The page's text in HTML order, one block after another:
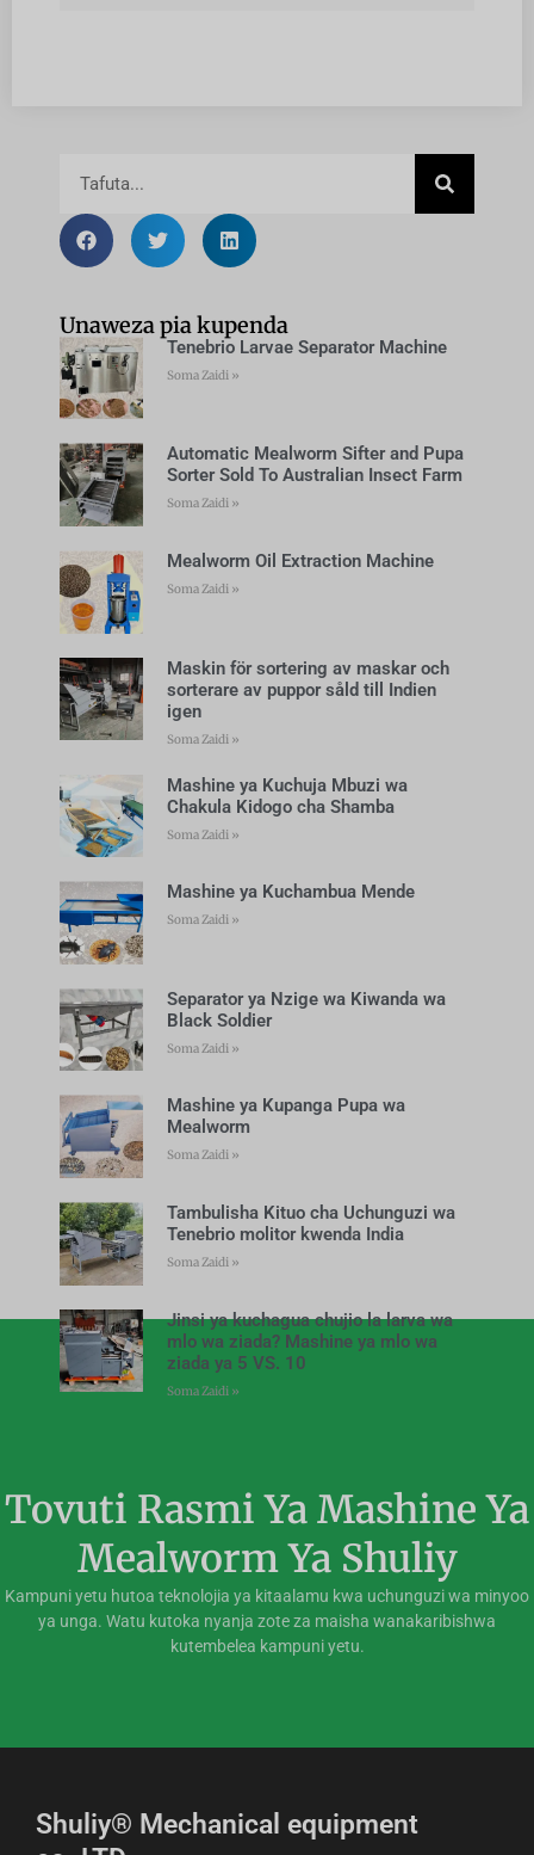
Unaweza pia kupenda
Tenebrio Larvae Separator Machine
Soma Zaidi »
Automatic Mealworm Sifter and Pupa
Sorter Sold To Australian Insect Farm
Soma Zaidi »
Mealworm Oil Extraction Machine
Soma Zaidi »
Maskin för sortering av maskar och
sorterare av puppor såld till Indien
igen
Soma Zaidi »
Mashine ya Kuchuja Mbuzi wa
Chakula Kidogo cha Shamba
Soma Zaidi »
Mashine ya Kuchambua Mende
Soma Zaidi »
Separator ya Nzige wa Kiwanda wa
Black Soldier
Soma Zaidi »
Mashine ya Kupanga Pupa wa
Mealworm
Soma Zaidi »
Tambulisha Kituo cha Uchunguzi wa
Tenebrio molitor kwenda India
Soma Zaidi »
Jinsi ya kuchagua chujio la larva wa
mlo wa ziada? Mashine ya mlo wa
ziada ya 5 VS. 10
Soma Zaidi »
Tovuti Rasmi Ya Mashine Ya
Mealworm Ya Shuliy
Kampuni yetu hutoa teknolojia ya kitaalamu kwa uchunguzi wa minyoo
ya unga. Watu kutoka nyanja zote za maisha wanakaribishwa
kutembelea kampuni yetu.
Shuliy® Mechanical equipment